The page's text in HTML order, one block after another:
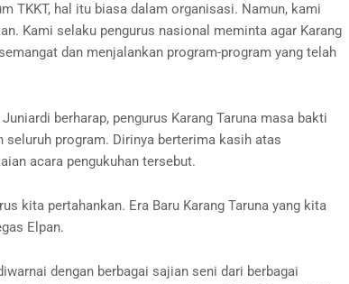
TKKT, hal itu biasa dalam organisasi. Namun, kami
Kami selaku pengurus nasional meminta agar Karang
dan menjalankan program-program yang telah
berharap, pengurus Karang Taruna masa bakti
program. Dirinya berterima kasih atas
acara pengukuhan tersebut.
kita pertahankan. Era Baru Karang Taruna yang kita
Elpan.
dengan berbagai sajian seni dari berbagai